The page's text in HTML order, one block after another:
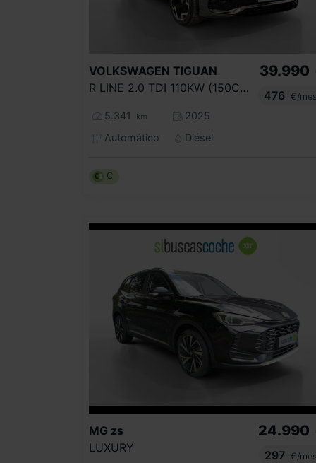
VOLKSWAGEN TIGUAN
R LINE 2.0 TDI 110KW (150CV) DSG
5.341 km
2025
Automático
Diésel
39.990
476
€/mes
C
MG zs
LUXURY
24.990
297
€/mes